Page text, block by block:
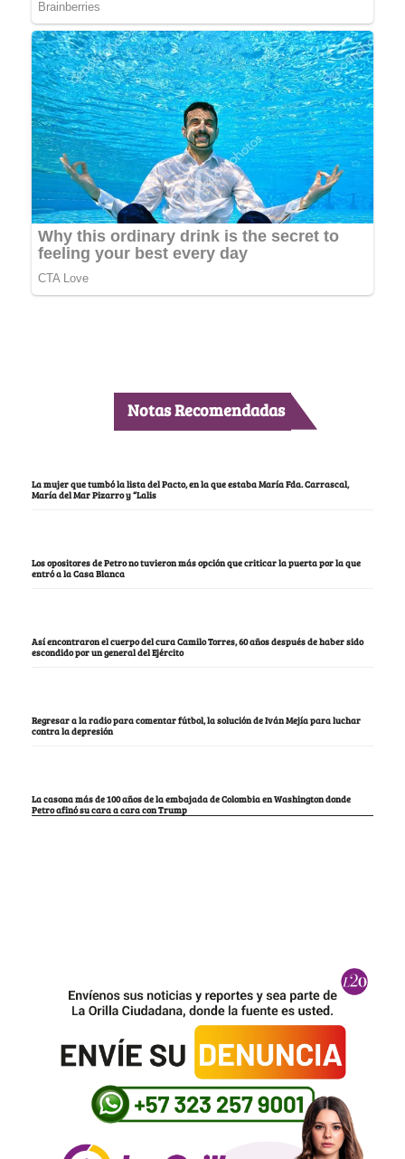
Notas Recomendadas
La mujer que tumbó la lista del Pacto, en la que estaba María Fda. Carrascal,
María del Mar Pizarro y “Lalis
Los opositores de Petro no tuvieron más opción que criticar la puerta por la que
entró a la Casa Blanca
Así encontraron el cuerpo del cura Camilo Torres, 60 años después de haber sido
escondido por un general del Ejército
Regresar a la radio para comentar fútbol, la solución de Iván Mejía para luchar
contra la depresión
La casona más de 100 años de la embajada de Colombia en Washington donde
Petro afinó su cara a cara con Trump